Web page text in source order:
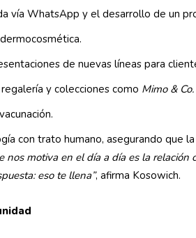
vía WhatsApp y el desarrollo de un
de nuevas líneas para
y colecciones como Mimo & Co.
con trato humano, asegurando que
nos motiva en el día a día es la
eso te llena”, afirma Kosowich.